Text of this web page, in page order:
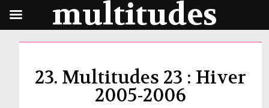
23. Multitudes 23 : Hiver
2005-2006
multitudes